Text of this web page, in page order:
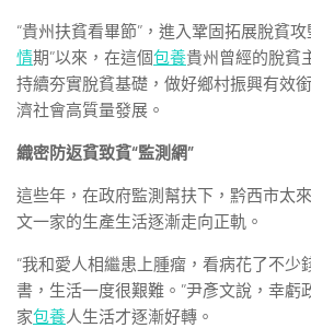
“貴州扶貧看畢節”，進入鞏固拓展脫貧
情期”以來，在這個包養貴州曾經的脫貧
持續夯實脫貧基礎，做好鄉村振興有效
濟社會高質量發展。
織密防返貧致貧“監測網”
這些年，在政府監測幫扶下，黔西市太
文一家的生產生活逐漸走向正軌。
“我和愛人相繼患上腫瘤，看病花了不少
書，生活一度很艱難。”尹彥文說，幸虧
家包養人生活才逐漸好轉。